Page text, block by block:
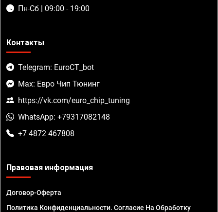
Пн-Сб | 09:00 - 19:00
Контакты
Telegram: EuroCT_bot
Max: Евро Чип Тюнинг
https://vk.com/euro_chip_tuning
WhatsApp: +79317082148
+7 4872 467808
Правовая информация
Договор-Оферта
Политика Конфиденциальности. Согласие На Обработку